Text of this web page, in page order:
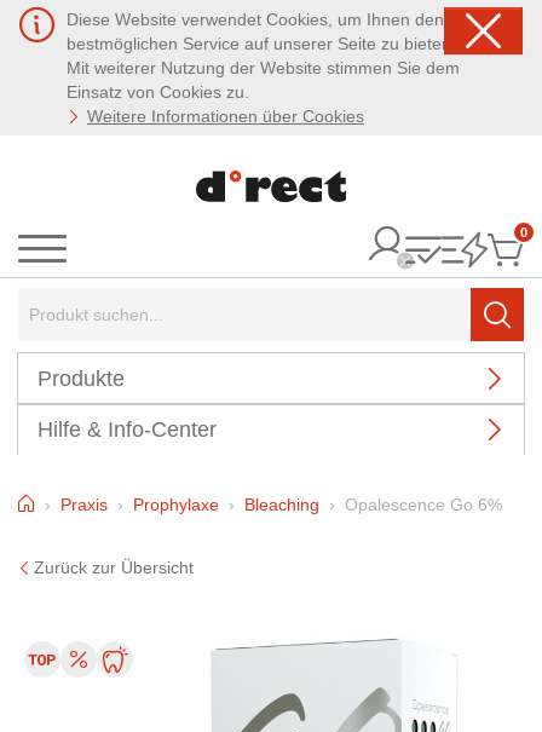
Diese Website verwendet Cookies, um Ihnen den
bestmöglichen Service auf unserer Seite zu bieten.
Mit weiterer Nutzung der Website stimmen Sie dem
Einsatz von Cookies zu.
Weitere Informationen über Cookies
Menü
0
Produkte
Hilfe & Info-Center
HomePraxis Prophylaxe Bleaching Opalescence Go 6%
Zurück zur Übersicht